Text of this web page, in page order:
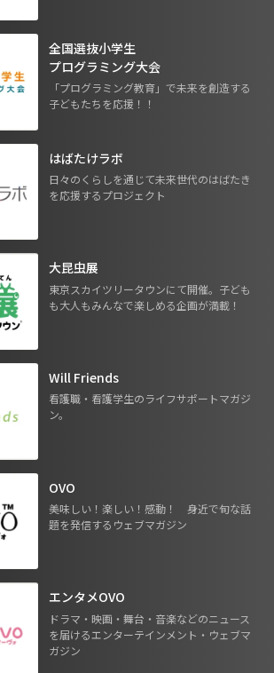
全国選抜小学生
プログラミング大会
「プログラミング教育」で未来を創造する
子どもたちを応援！！
はばたけラボ
日々のくらしを通じて未来世代のはばたき
を応援するプロジェクト
大昆虫展
東京スカイツリータウンにて開催。子ども
も大人もみんなで楽しめる企画が満載！
Will Friends
看護職・看護学生のライフサポートマガジ
ン。
OVO
美味しい！楽しい！感動！ 身近で旬な話
題を発信するウェブマガジン
エンタメOVO
ドラマ・映画・舞台・音楽などのニュース
を届けるエンターテインメント・ウェブマ
ガジン